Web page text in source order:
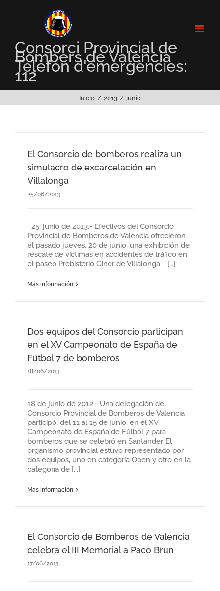
Consorci Provincial de
Bombers de València
Telèfon d'emergències:
112
Inicio 2013 junio
El Consorcio de bomberos realiza un
simulacro de excarcelación en
Villalonga
25/06/2013
25, junio de 2013.- Efectivos del Consorcio
Provincial de Bomberos de Valencia ofrecieron
el pasado jueves, 20 de junio, una exhibición de
rescate de víctimas en accidentes de tráfico en
el paseo Prebisterio Giner de Villalonga. […]
Más información
Dos equipos del Consorcio participan
en el XV Campeonato de España de
Fútbol 7 de bomberos
18/06/2013
18 de junio de 2012.- Una delegación del
Consorcio Provincial de Bomberos de Valencia
participó, del 11 al 15 de junio, en el XV
Campeonato de España de Fúlbol 7 para
bomberos que se celebró en Santander. El
organismo provincial estuvo representado por
dos equipos, uno en categoría Open y otro en la
categoría de [...]
Más información
El Consorcio de Bomberos de Valencia
celebra el III Memorial a Paco Brun
17/06/2013